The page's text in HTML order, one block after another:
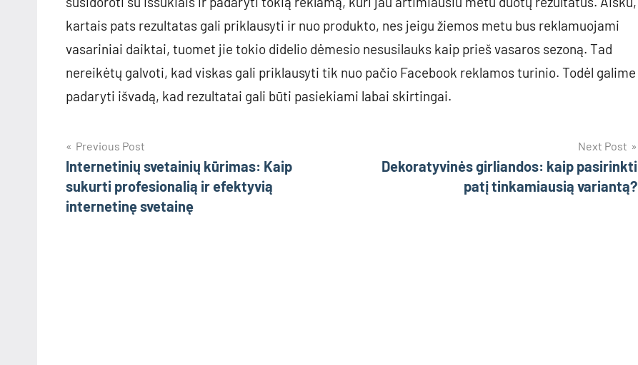
kartais pats rezultatas gali priklausyti ir nuo produkto, nes jeigu žiemos metu bus reklamuojami
vasariniai daiktai, tuomet jie tokio didelio dėmesio nesusilauks kaip prieš vasaros sezoną. Tad
nereikėtų galvoti, kad viskas gali priklausyti tik nuo pačio Facebook reklamos turinio. Todėl galime
padaryti išvadą, kad rezultatai gali būti pasiekiami labai skirtingai.
Navigacija
tarp
įrašų
Previous Post
Internetinių svetainių kūrimas: Kaip
sukurti profesionalią ir efektyvią
internetinę svetainę
Next Post
Dekoratyvinės girliandos: kaip pasirinkti
patį tinkamiausią variantą?